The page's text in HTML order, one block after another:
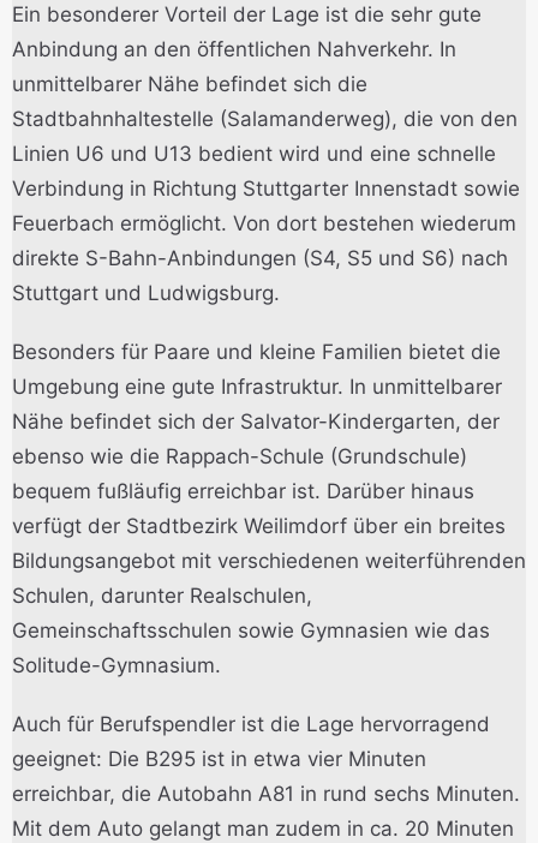
Ein besonderer Vorteil der Lage ist die sehr gute
Anbindung an den öffentlichen Nahverkehr. In
unmittelbarer Nähe befindet sich die
Stadtbahnhaltestelle (Salamanderweg), die von den
Linien U6 und U13 bedient wird und eine schnelle
Verbindung in Richtung Stuttgarter Innenstadt sowie
Feuerbach ermöglicht. Von dort bestehen wiederum
direkte S-Bahn-Anbindungen (S4, S5 und S6) nach
Stuttgart und Ludwigsburg.
Besonders für Paare und kleine Familien bietet die
Umgebung eine gute Infrastruktur. In unmittelbarer
Nähe befindet sich der Salvator-Kindergarten, der
ebenso wie die Rappach-Schule (Grundschule)
bequem fußläufig erreichbar ist. Darüber hinaus
verfügt der Stadtbezirk Weilimdorf über ein breites
Bildungsangebot mit verschiedenen weiterführenden
Schulen, darunter Realschulen,
Gemeinschaftsschulen sowie Gymnasien wie das
Solitude-Gymnasium.
Auch für Berufspendler ist die Lage hervorragend
geeignet: Die B295 ist in etwa vier Minuten
erreichbar, die Autobahn A81 in rund sechs Minuten.
Mit dem Auto gelangt man zudem in ca. 20 Minuten